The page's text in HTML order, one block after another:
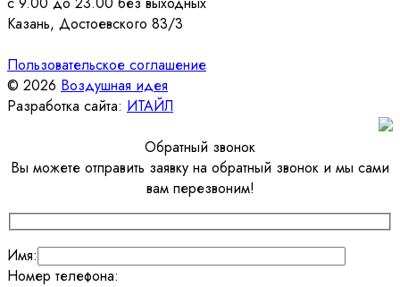
Казань, Достоевского 83/3
Пользовательское соглашение
© 2026 Воздушная идея
Разработка сайта: ИТАЙЛ
Обратный звонок
Вы можете отправить заявку на обратный звонок и мы сами
вам перезвоним!
Имя:
Номер телефона: